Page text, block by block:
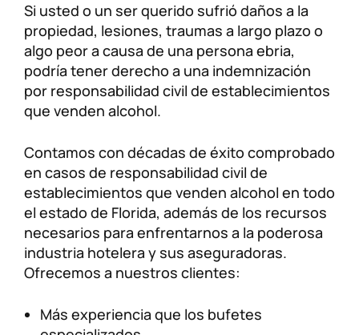
Si usted o un ser querido sufrió daños a la
propiedad, lesiones, traumas a largo plazo o
algo peor a causa de una persona ebria,
podría tener derecho a una indemnización
por responsabilidad civil de establecimientos
que venden alcohol.
Contamos con décadas de éxito comprobado
en casos de responsabilidad civil de
establecimientos que venden alcohol en todo
el estado de Florida, además de los recursos
necesarios para enfrentarnos a la poderosa
industria hotelera y sus aseguradoras.
Ofrecemos a nuestros clientes:
Más experiencia que los bufetes